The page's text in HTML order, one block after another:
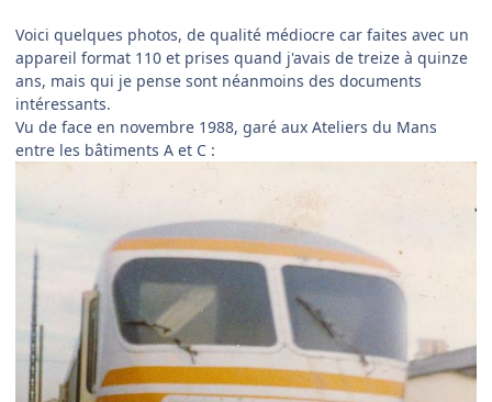
Voici quelques photos, de qualité médiocre car faites avec un
appareil format 110 et prises quand j'avais de treize à quinze
ans, mais qui je pense sont néanmoins des documents
intéressants.
Vu de face en novembre 1988, garé aux Ateliers du Mans
entre les bâtiments A et C :